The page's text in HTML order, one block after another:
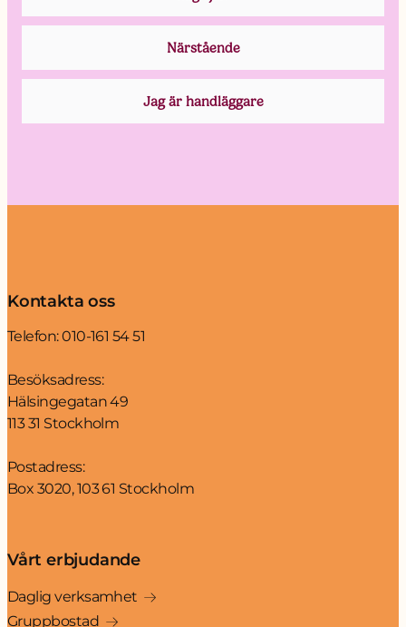
Kontakta oss
Telefon:010-161 54 51
Besöksadress:
Hälsingegatan 49
113 31 Stockholm
Postadress:
Box 3020, 103 61 Stockholm
Vårt erbjudande
Daglig verksamhet
Gruppbostad